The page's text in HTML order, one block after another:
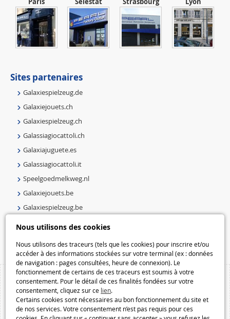
Nous utilisons des cookies
Nous utilisons des traceurs (tels que les cookies) pour inscrire et/ou
accéder à des informations stockées sur votre terminal (ex : données
de navigation : pages consultées, heure de connexion). Le
fonctionnement de certains de ces traceurs est soumis à votre
consentement. Pour le détail de ces finalités fondées sur votre
consentement, cliquez sur ce lien.
Certains cookies sont nécessaires au bon fonctionnement du site et
de nos services. Votre consentement n’est pas requis pour ces
Sites partenaires
Galaxiespielzeug.de
Galaxiejouets.ch
Galaxiespielzeug.ch
Galassiagiocattoli.ch
Galaxiajuguete.es
Galassiagiocattoli.it
Speelgoedmelkweg.nl
Galaxiejouets.be
Galaxiespielzeug.be